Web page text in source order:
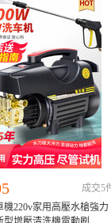
成交5
機220v家用高壓水槍強力